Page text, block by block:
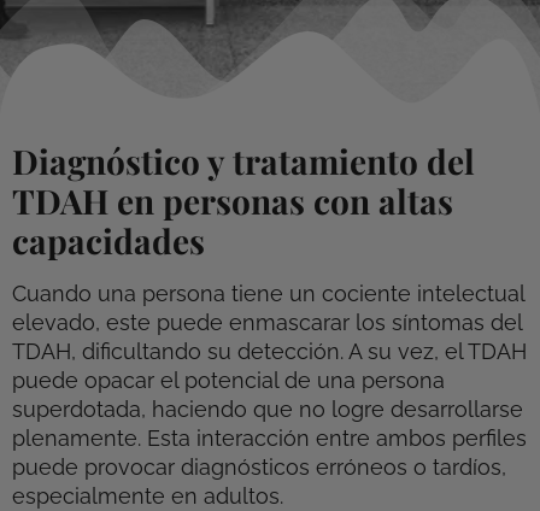
Diagnóstico y tratamiento del
TDAH en personas con altas
capacidades
Cuando una persona tiene un cociente intelectual
elevado, este puede enmascarar los síntomas del
TDAH, dificultando su detección. A su vez, el TDAH
puede opacar el potencial de una persona
superdotada, haciendo que no logre desarrollarse
plenamente. Esta interacción entre ambos perfiles
puede provocar diagnósticos erróneos o tardíos,
especialmente en adultos.